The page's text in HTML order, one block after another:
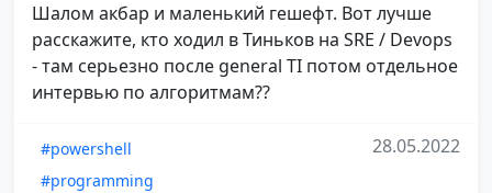
Шалом акбар и маленький гешефт. Вот лучше
расскажите, кто ходил в Тиньков на SRE / Devops
- там серьезно после general TI потом отдельное
интервью по алгоритмам??
#powershell
#programming
28.05.2022